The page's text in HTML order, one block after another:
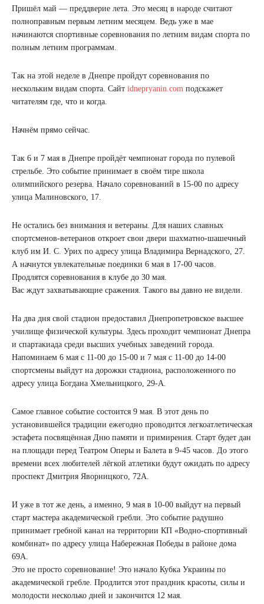
Пришёл май — преддверие лета. Это месяц в народе считают
полноправным первым летним месяцем. Ведь уже в мае
начинаются спортивные соревнования по летним видам спорта по
полным летним программам.
Так на этой неделе в Днепре пройдут соревнования по
нескольким видам спорта. Сайт idnepryanin.com подскажет
читателям где, что и когда.
Начнём прямо сейчас.
Так 6 и 7 мая в Днепре пройдёт чемпионат города по пулевой
стрельбе. Это событие принимает в своём тире школа
олимпийского резерва. Начало соревнований в 15-00 по адресу
улица Малиновского, 17.
Не остались без внимания и ветераны. Для наших славных
спортсменов-ветеранов откроет свои двери шахматно-шашечный
клуб им И. С. Урих по адресу улица Владимира Вернадского, 27.
А начнутся увлекательные поединки 6 мая в 17-00 часов.
Продлятся соревнования в клубе до 30 мая.
Вас ждут захватывающие сражения. Такого вы давно не видели.
На два дня свой стадион предоставил Днепропетровское высшее
училище физической культуры. Здесь проходит чемпионат Днепра
и спартакиада среди высших учебных заведений города.
Напоминаем 6 мая с 11-00 до 15-00 и 7 мая с 11-00 до 14-00
спортсмены выйдут на дорожки стадиона, расположенного по
адресу улица Богдана Хмельницкого, 29-А.
Самое главное событие состоится 9 мая. В этот день по
установившейся традиции ежегодно проводится легкоатлетическая
эстафета посвящённая Дню памяти и примирения. Старт будет дан
на площади перед Театром Оперы и Балета в 9-45 часов. До этого
времени всех любителей лёгкой атлетики будут ожидать по адресу
проспект Дмитрия Яворницкого, 72А.
И уже в тот же день, а именно, 9 мая в 10-00 выйдут на первый
старт мастера академической гребли. Это событие радушно
принимает гребной канал на территории КП «Водно-спортивный
комбинат» по адресу улица Набережная Победы в районе дома
69А.
Это не просто соревнование! Это начало Кубка Украины по
академической гребле. Продлится этот праздник красоты, силы и
молодости несколько дней и закончится 12 мая.